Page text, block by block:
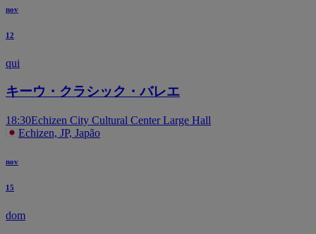
nov
12
qui
キーウ・クラシック・バレエ
18:30Echizen City Cultural Center Large Hall
Echizen, JP, Japão
nov
15
dom